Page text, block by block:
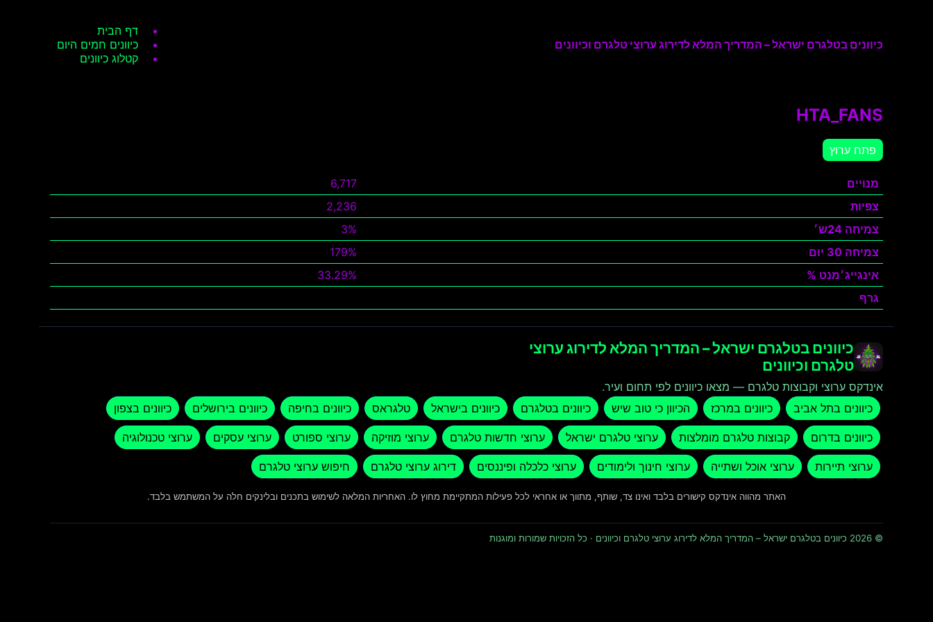
כיוונים בטלגרם ישראל – המדריך המלא לדירוג ערוצי טלגרם וכיוונים
דף הבית
כיוונים חמים היום
קטלוג כיוונים
HTA_FANS
פתח ערוץ
מנויים
6,717
צפיות
2,236
צמיחה 24ש׳
3%
צמיחה 30 יום
179%
אינגייג׳מנט %
33.29%
גרף
כיוונים בטלגרם ישראל – המדריך המלא לדירוג ערוצי
טלגרם וכיוונים
אינדקס ערוצי וקבוצות טלגרם — מצאו כיוונים לפי תחום ועיר.
כיוונים בתל אביב
כיוונים במרכז הכיוון כי טוב שיש כיוונים בטלגרם כיוונים בישראל טלגראס כיוונים בחיפה כיוונים בירושלים כיוונים בצפון
כיוונים בדרום קבוצות טלגרם מומלצות ערוצי טלגרם ישראל ערוצי חדשות טלגרם ערוצי מוזיקה ערוצי ספורט ערוצי עסקים ערוצי טכנולוגיה
ערוצי תיירות ערוצי אוכל ושתייה ערוצי חינוך ולימודים ערוצי כלכלה ופיננסים דירוג ערוצי טלגרם חיפוש ערוצי טלגרם
האתר מהווה אינדקס קישורים בלבד ואינו צד, שותף, מתווך או אחראי לכל פעילות המתקיימת מחוץ לו. האחריות המלאה לשימוש בתכנים ובלינקים חלה על המשתמש בלבד.
© 2026 כיוונים בטלגרם ישראל – המדריך המלא לדירוג ערוצי טלגרם וכיוונים · כל הזכויות שמורות ומוגנות